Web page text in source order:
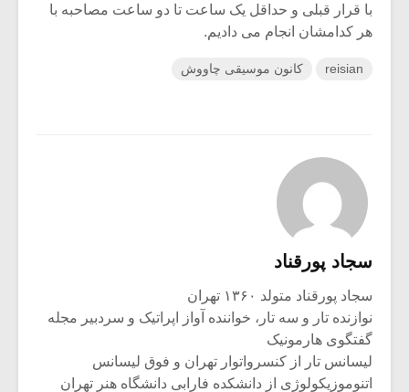
با قرار قبلی و حداقل یک ساعت تا دو ساعت مصاحبه با
هر کدامشان انجام می دادیم.
reisian کانون موسیقی چاووش
سجاد پورقناد
سجاد پورقناد متولد ۱۳۶۰ تهران
نوازنده تار و سه تار، خواننده آواز اپراتیک و سردبیر مجله
گفتگوی هارمونیک
لیسانس تار از کنسرواتوار تهران و فوق لیسانس
اتنوموزیکولوژی از دانشکده فارابی دانشگاه هنر تهران